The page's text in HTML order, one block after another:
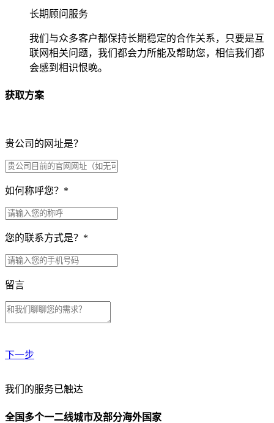
长期顾问服务
我们与众多客户都保持长期稳定的合作关系，只要是互
联网相关问题，我们都会力所能及帮助您，相信我们都
会感到相识恨晚。
获取方案
贵公司的网址是？
如何称呼您？ *
您的联系方式是？ *
留言
下一步
贵公司预算范围是？
我们的服务已触达
全国多个一二线城市及部分海外国家